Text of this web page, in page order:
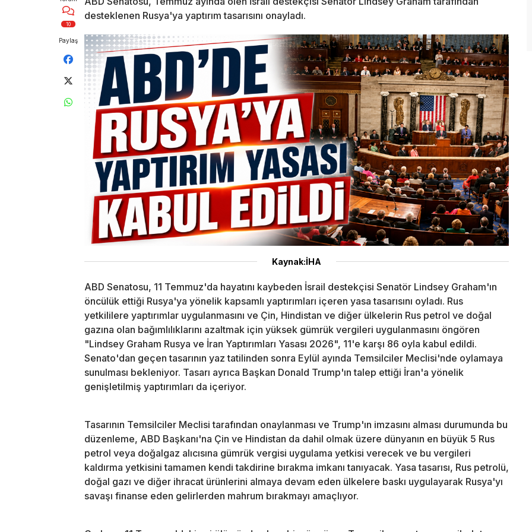
10
Paylaş
desteklenen Rusya'ya yaptırım tasarısını onayladı.
Kaynak:İHA
ABD Senatosu, 11 Temmuz'da hayatını kaybeden İsrail destekçisi Senatör Lindsey Graham'ın
öncülük ettiği Rusya'ya yönelik kapsamlı yaptırımları içeren yasa tasarısını oyladı. Rus
yetkililere yaptırımlar uygulanmasını ve Çin, Hindistan ve diğer ülkelerin Rus petrol ve doğal
gazına olan bağımlılıklarını azaltmak için yüksek gümrük vergileri uygulanmasını öngören
"Lindsey Graham Rusya ve İran Yaptırımları Yasası 2026", 11'e karşı 86 oyla kabul edildi.
Senato'dan geçen tasarının yaz tatilinden sonra Eylül ayında Temsilciler Meclisi'nde oylamaya
sunulması bekleniyor. Tasarı ayrıca Başkan Donald Trump'ın talep ettiği İran'a yönelik
genişletilmiş yaptırımları da içeriyor.
Tasarının Temsilciler Meclisi tarafından onaylanması ve Trump'ın imzasını alması durumunda bu
düzenleme, ABD Başkanı'na Çin ve Hindistan da dahil olmak üzere dünyanın en büyük 5 Rus
petrol veya doğalgaz alıcısına gümrük vergisi uygulama yetkisi verecek ve bu vergileri
kaldırma yetkisini tamamen kendi takdirine bırakma imkanı tanıyacak. Yasa tasarısı, Rus petrolü,
doğal gazı ve diğer ihracat ürünlerini almaya devam eden ülkelere baskı uygulayarak Rusya'yı
savaşı finanse eden gelirlerden mahrum bırakmayı amaçlıyor.